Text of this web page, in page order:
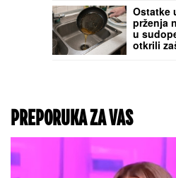
Ostatke
prženja
u
otkrili
PREPORUKA ZA VAS